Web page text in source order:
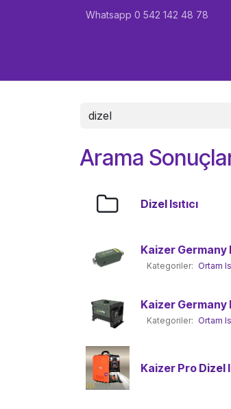
Whatsapp 0 542 142 48 78
Arama
Dizel Isıtıcı
Kaizer Germany
Kategoriler: Ortam
Kaizer Germany
Kategoriler: Ortam
Kaizer Pro Dizel